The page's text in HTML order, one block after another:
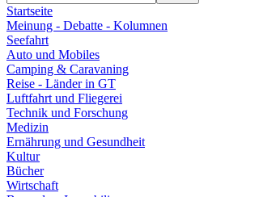
Startseite
Meinung - Debatte - Kolumnen
Seefahrt
Auto und Mobiles
Camping & Caravaning
Reise - Länder in GT
Luftfahrt und Fliegerei
Technik und Forschung
Medizin
Ernährung und Gesundheit
Kultur
Bücher
Wirtschaft